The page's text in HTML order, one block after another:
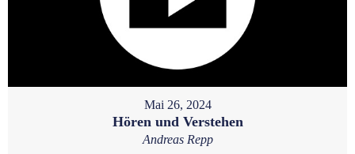
Mai 26, 2024
Hören und Verstehen
Andreas Repp